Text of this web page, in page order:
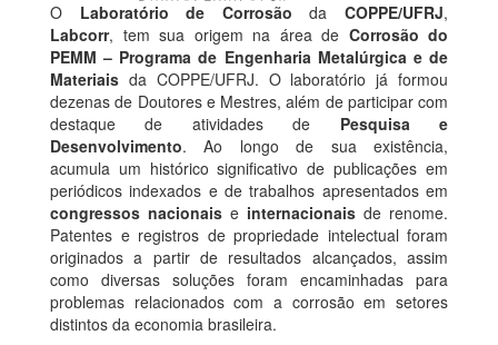
O Laboratório de Corrosão daCOPPE/UFRJ,
Labcorr, tem sua origem na área de Corrosão do
PEMM – Programa de Engenharia Metalúrgica e de
Materiais da COPPE/UFRJ. O laboratório já formou
dezenas de Doutores e Mestres, além de participar com
destaque de atividades de Pesquisa e
Desenvolvimento. Ao longo de sua existência,
acumula um histórico significativo de publicações em
periódicos indexados e de trabalhos apresentados em
congressos nacionais e internacionais de renome.
Patentes e registros de propriedade intelectual foram
originados a partir de resultados alcançados, assim
como diversas soluções foram encaminhadas para
problemas relacionados com a corrosão em setores
distintos da economia brasileira.